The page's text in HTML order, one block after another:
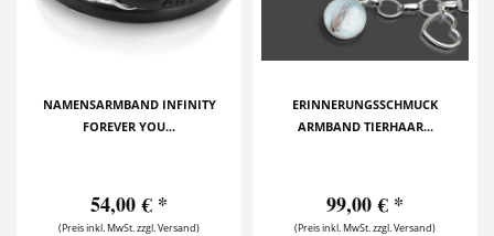
NAMENSARMBAND INFINITY
FOREVER YOU...
54,00 € *
(Preis inkl. MwSt. zzgl. Versand)
ERINNERUNGSSCHMUCK
ARMBAND TIERHAAR...
99,00 € *
(Preis inkl. MwSt. zzgl. Versand)